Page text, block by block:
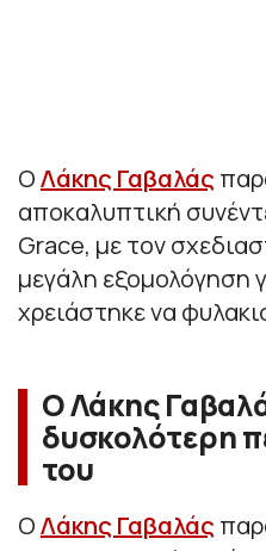
ΟΛάκης Γαβαλάς
αποκαλυπτική
Grace, με τον
μεγάλη εξομολόγηση
χρειάστηκε να
Ο Λάκης
δυσκολότερη
του
ΟΛάκης Γαβαλάς